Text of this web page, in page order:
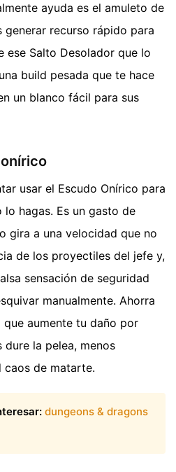
ayuda es el amuleto de
generar recurso rápido para
ese Salto Desolador que lo
build pesada que te hace
un blanco fácil para sus
usar el Escudo Onírico para
lo hagas. Es un gasto de
gira a una velocidad que no
de los proyectiles del jefe y,
sensación de seguridad
manualmente. Ahorra
que aumente tu daño por
dure la pelea, menos
de matarte.
dungeons & dragons